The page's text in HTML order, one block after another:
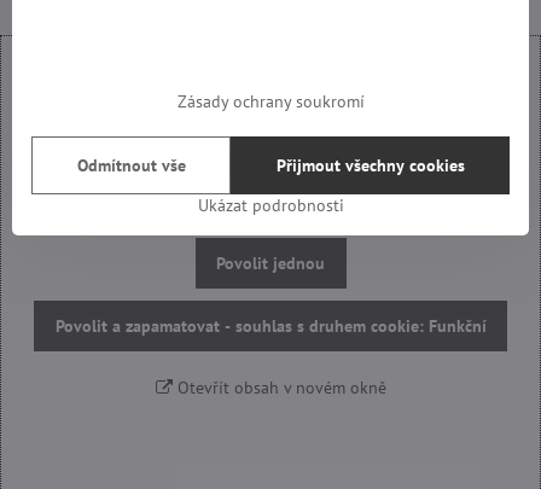
Externí obsah je blokován Volbami soukromí
Přejete si načíst externí obsah?
Povolit jednou
Povolit a zapamatovat - souhlas s druhem cookie: Funkční
Otevřít obsah v novém okně
Zásady ochrany soukromí
Ukázat podrobnosti
Přijmout všechny cookies
Odmítnout vše